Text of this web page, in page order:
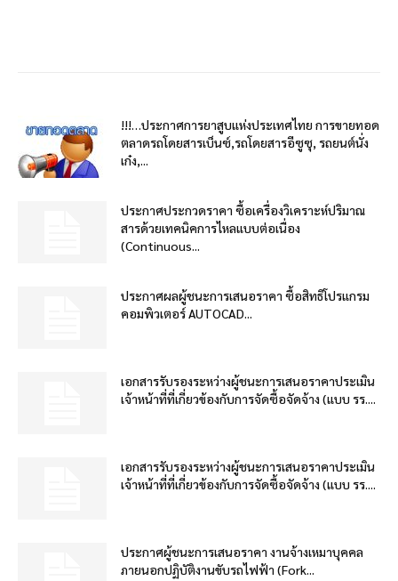
!!!…ประกาศการยาสูบแห่งประเทศไทย การขายทอด
ตลาดรถโดยสารเบ็นซ์,รถโดยสารอีซูซุ, รถยนต์นั่ง
เก๋ง,...
ประกาศประกวดราคา ซื้อเครื่องวิเคราะห์ปริมาณ
สารด้วยเทคนิคการไหลแบบต่อเนื่อง
(Continuous...
ประกาศผลผู้ชนะการเสนอราคา ซื้อสิทธิโปรแกรม
คอมพิวเตอร์ AUTOCAD...
เอกสารรับรองระหว่างผู้ชนะการเสนอราคาประเมิน
เจ้าหน้าที่ที่เกี่ยวข้องกับการจัดซื้อจัดจ้าง (แบบ รร....
เอกสารรับรองระหว่างผู้ชนะการเสนอราคาประเมิน
เจ้าหน้าที่ที่เกี่ยวข้องกับการจัดซื้อจัดจ้าง (แบบ รร....
ประกาศผู้ชนะการเสนอราคา งานจ้างเหมาบุคคล
ภายนอกปฏิบัติงานขับรถไฟฟ้า (Fork...